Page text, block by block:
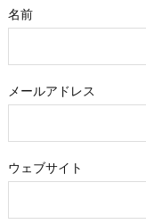
名前
メールアドレス
ウェブサイト